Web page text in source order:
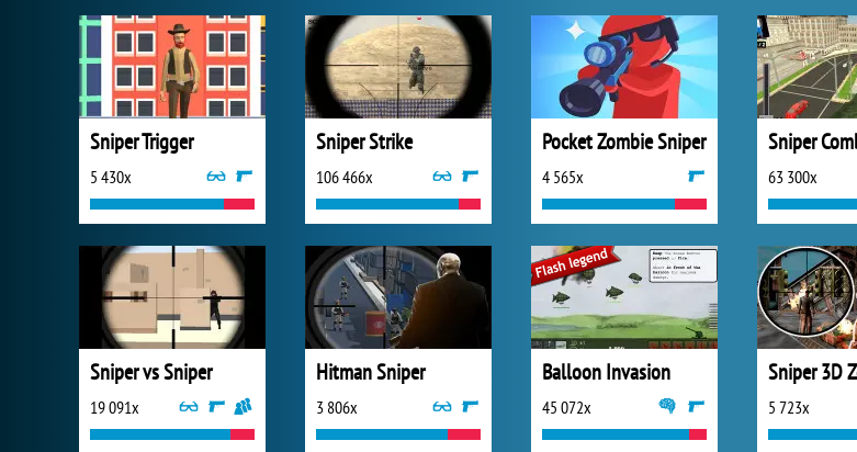
Sniper Trigger
5 430x
Sniper Strike
106 466x
Pocket Zombie Sniper
4 565x
Sniper
63 300x
Sniper vs Sniper
19 091x
Hitman Sniper
3 806x
Balloon Invasion
45 072x
Sniper 3D
5 723x